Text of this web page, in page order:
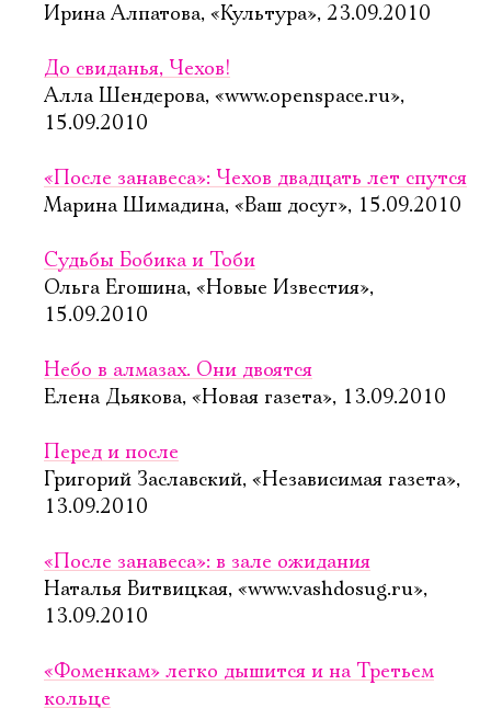
Ирина Алпатова, «Культура», 23.09.2010
До свиданья, Чехов!
Алла Шендерова, «www.openspace.ru»,
15.09.2010
«После занавеса»: Чехов двадцать лет спутся
Марина Шимадина, «Ваш досуг», 15.09.2010
Судьбы Бобика и Тоби
Ольга Егошина, «Новые Известия»,
15.09.2010
Небо в алмазах. Они двоятся
Елена Дьякова, «Новая газета», 13.09.2010
Перед и после
Григорий Заславский, «Независимая газета»,
13.09.2010
«После занавеса»: в зале ожидания
Наталья Витвицкая, «www.vashdosug.ru»,
13.09.2010
«Фоменкам» легко дышится и на Третьем
кольце